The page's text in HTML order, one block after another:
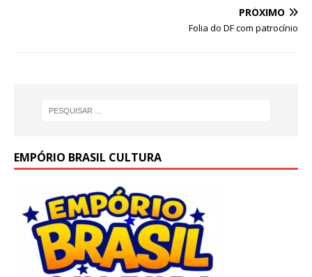
PRÓXIMO
Folia do DF com patrocínio
EMPÓRIO BRASIL CULTURA